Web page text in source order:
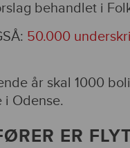
behandlet i
50.000
år skal 1000
i Odense.
ER